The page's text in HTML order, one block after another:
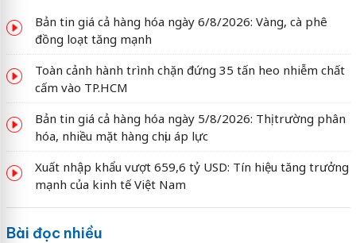
Bản tin giá cả hàng hóa ngày 6/8/2026: Vàng, cà phê
đồng loạt tăng mạnh
Toàn cảnh hành trình chặn đứng 35 tấn heo nhiễm chất
cấm vào TP.HCM
Bản tin giá cả hàng hóa ngày 5/8/2026: Thị trường phân
hóa, nhiều mặt hàng chịu áp lực
Xuất nhập khẩu vượt 659,6 tỷ USD: Tín hiệu tăng trưởng
mạnh của kinh tế Việt Nam
Bài đọc nhiều